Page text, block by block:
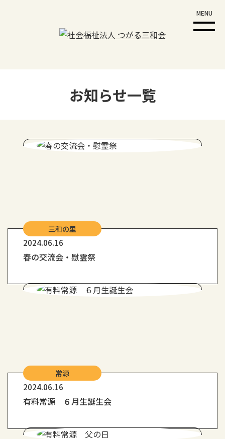
MENU
お知らせ一覧
三和の里
2024.06.16
春の交流会・慰霊祭
常源
2024.06.16
有料常源 ６月生誕生会